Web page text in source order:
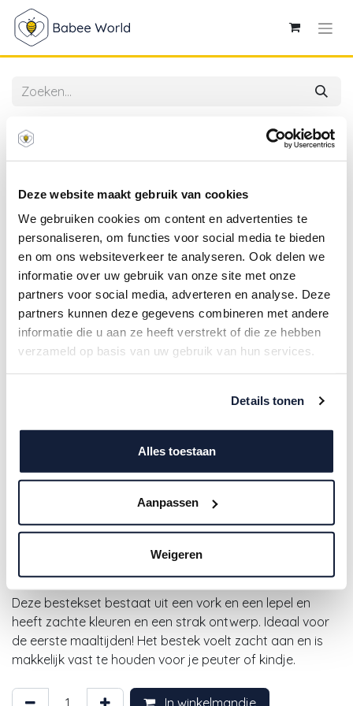
Deze website maakt gebruik van cookies
We gebruiken cookies om content en advertenties te
personaliseren, om functies voor social media te bieden
en om ons websiteverkeer te analyseren. Ook delen we
informatie over uw gebruik van onze site met onze
partners voor social media, adverteren en analyse. Deze
partners kunnen deze gegevens combineren met andere
informatie die u aan ze heeft verstrekt of die ze hebben
verzameld op basis van uw gebruik van hun services.
Details tonen
Alles toestaan
Aanpassen
Weigeren
Mushie | Bestek Fork & Spoon Smoke Grijs
Mushie | Bestek Fork & Spoon
Smoke Grijs
Deze bestekset bestaat uit een vork en een lepel en
heeft zachte kleuren en een strak ontwerp. Ideaal voor
de eerste maaltijden! Het bestek voelt zacht aan en is
makkelijk vast te houden voor je peuter of kindje.
In winkelmandje